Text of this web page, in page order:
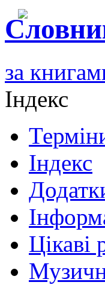
за
Індекс
Індекс
Цікаві